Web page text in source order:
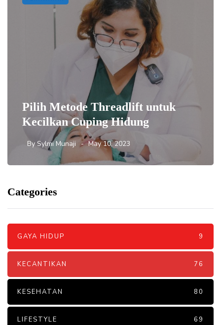
Pilih Metode Threadlift untuk
Kecilkan Cuping Hidung
By Sylmi Munaji May 10, 2023
Categories
GAYA HIDUP 9
KECANTIKAN 76
KESEHATAN 80
LIFESTYLE 69